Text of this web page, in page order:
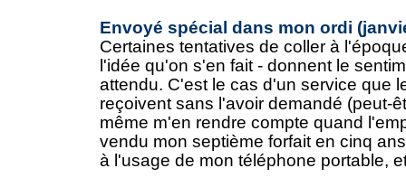
Envoyé spécial dans mon ordi
Certaines tentatives de coller à
l'idée qu'on s'en fait - donnent le
attendu. C'est le cas d'un service que
reçoivent sans l'avoir demandé (peut-
même m'en rendre compte quand
vendu mon septième forfait en cinq
à l'usage de mon téléphone portable,